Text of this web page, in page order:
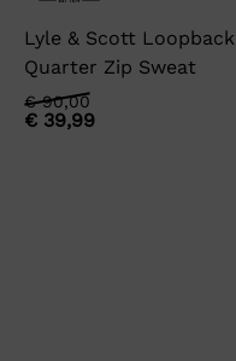
Lyle & Scott Loopback
Quarter Zip Sweat
€90,00
Oorspronkelijke
prijs
€ 39,99
Huidige
prijs